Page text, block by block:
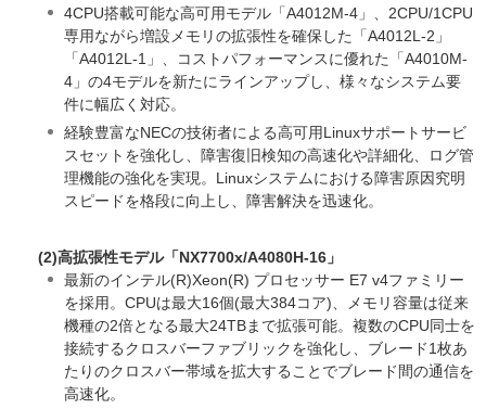
4CPU搭載可能な高可用モデル「A4012M-4」、2CPU/1CPU
専用ながら増設メモリの拡張性を確保した「A4012L-2」
「A4012L-1」、コストパフォーマンスに優れた「A4010M-
4」の4モデルを新たにラインアップし、様々なシステム要
件に幅広く対応。
経験豊富なNECの技術者による高可用Linuxサポートサービ
スセットを強化し、障害復旧検知の高速化や詳細化、ログ管
理機能の強化を実現。Linuxシステムにおける障害原因究明
スピードを格段に向上し、障害解決を迅速化。
(2)高拡張性モデル「NX7700x/A4080H-16」
最新のインテル(R)Xeon(R) プロセッサー E7 v4ファミリー
を採用。CPUは最大16個(最大384コア)、メモリ容量は従来
機種の2倍となる最大24TBまで拡張可能。複数のCPU同士を
接続するクロスバーファブリックを強化し、ブレード1枚あ
たりのクロスバー帯域を拡大することでブレード間の通信を
高速化。